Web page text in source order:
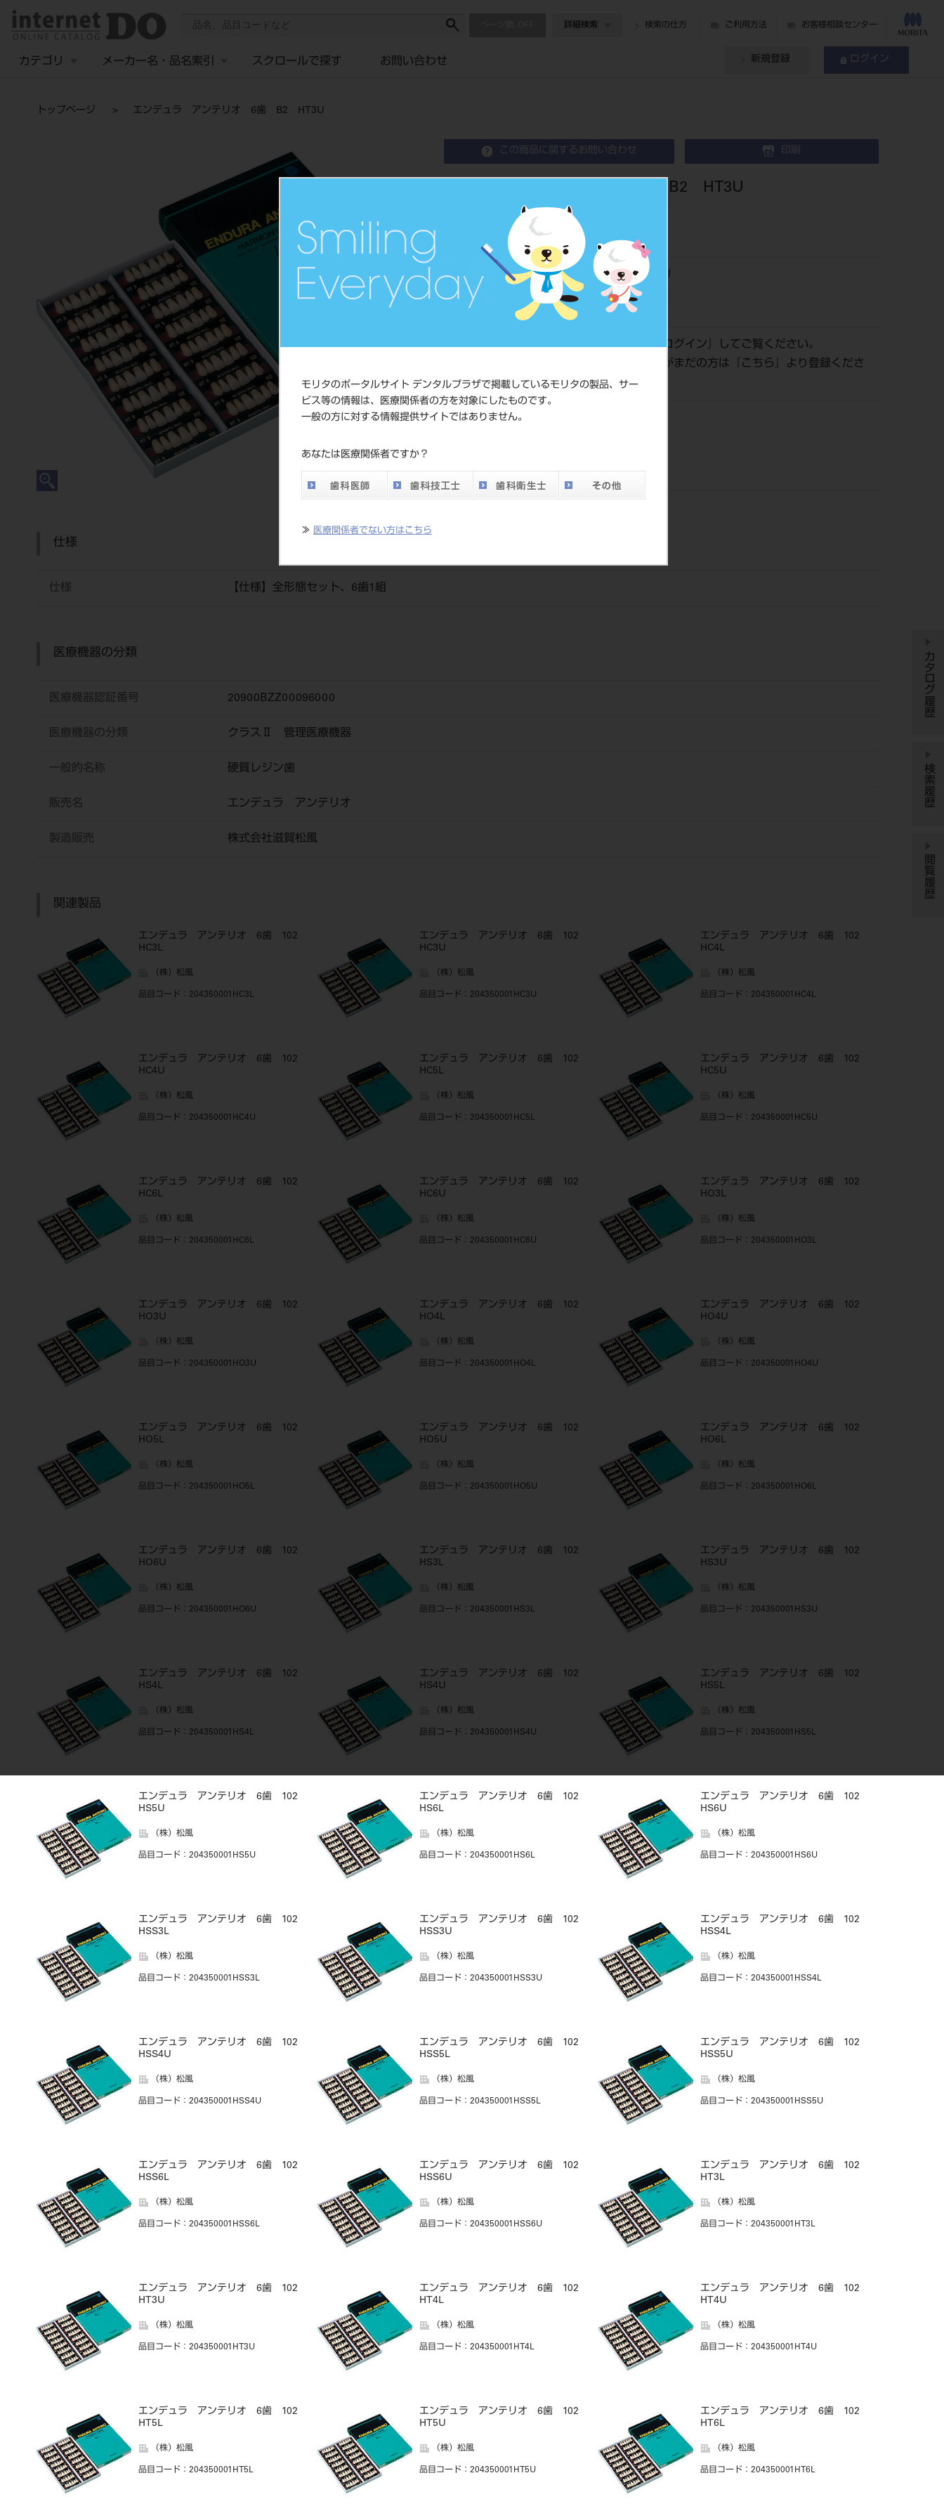
モリタのポータルサイト デンタルプラザで掲載しているモリタの製品、サー
ビス等の情報は、医療関係者の方を対象にしたものです。
一般の方に対する情報提供サイトではありません。
あなたは医療関係者ですか？
≫ 医療関係者でない方はこちら
詳細検索 検索の仕方 ご利用方法 お客様相談センター
カテゴリ メーカー名・品名索引 スクロールで探す お問い合わせ 新規登録 ログイン
トップページ エンデュラ アンテリオ 6歯 B2 HT3U
この商品に関するお問い合わせ 印刷
エンデュラ アンテリオ 6歯 B2 HT3U
Resin Anterior Teeth
硬質レジン歯
品目コード 204350013HT3U
JAN/EANコード 4548162017796
価格の確認は『ログイン 』してご覧ください。
ネット会員登録がまだの方は『
こちら
』より登録くださ
い。
メーカー
ジ
仕様
仕様 【仕様】全形態セット、6歯1組
医療機器の分類
医療機器認証番号 20900BZZ00096000
医療機器の分類 クラスⅡ 管理医療機器
一般的名称 硬質レジン歯
販売名 エンデュラ アンテリオ
製造販売 株式会社滋賀松風
関連製品
エンデュラ アンテリオ 6歯 102
HC3L
（株）松風
品目コード ：204350001HC3L
エンデュラ アンテリオ 6歯 102
HC3U
（株）松風
品目コード ：204350001HC3U
エンデュラ アンテリオ 6歯 102
HC4L
（株）松風
品目コード ：204350001HC4L
エンデュラ アンテリオ 6歯 102
HC4U
（株）松風
品目コード ：204350001HC4U
エンデュラ アンテリオ 6歯 102
HC5L
（株）松風
品目コード ：204350001HC5L
エンデュラ アンテリオ 6歯 102
HC5U
（株）松風
品目コード ：204350001HC5U
エンデュラ アンテリオ 6歯 102
HC6L
（株）松風
品目コード ：204350001HC6L
エンデュラ アンテリオ 6歯 102
HC6U
（株）松風
品目コード ：204350001HC6U
エンデュラ アンテリオ 6歯 102
HO3L
（株）松風
品目コード ：204350001HO3L
エンデュラ アンテリオ 6歯 102
HO3U
（株）松風
品目コード ：204350001HO3U
エンデュラ アンテリオ 6歯 102
HO4L
（株）松風
品目コード ：204350001HO4L
エンデュラ アンテリオ 6歯 102
HO4U
（株）松風
品目コード ：204350001HO4U
エンデュラ アンテリオ 6歯 102
HO5L
（株）松風
品目コード ：204350001HO5L
エンデュラ アンテリオ 6歯 102
HO5U
（株）松風
品目コード ：204350001HO5U
エンデュラ アンテリオ 6歯 102
HO6L
（株）松風
品目コード ：204350001HO6L
エンデュラ アンテリオ 6歯 102
HO6U
（株）松風
品目コード ：204350001HO6U
エンデュラ アンテリオ 6歯 102
HS3L
（株）松風
品目コード ：204350001HS3L
エンデュラ アンテリオ 6歯 102
HS3U
（株）松風
品目コード ：204350001HS3U
エンデュラ アンテリオ 6歯 102
HS4L
（株）松風
品目コード ：204350001HS4L
エンデュラ アンテリオ 6歯 102
HS4U
（株）松風
品目コード ：204350001HS4U
エンデュラ アンテリオ 6歯 102
HS5L
（株）松風
品目コード ：204350001HS5L
エンデュラ アンテリオ 6歯 102
HS5U
（株）松風
品目コード ：204350001HS5U
エンデュラ アンテリオ 6歯 102
HS6L
（株）松風
品目コード ：204350001HS6L
エンデュラ アンテリオ 6歯 102
HS6U
（株）松風
品目コード ：204350001HS6U
エンデュラ アンテリオ 6歯 102
HSS3L
（株）松風
品目コード ：204350001HSS3L
エンデュラ アンテリオ 6歯 102
HSS3U
（株）松風
品目コード ：204350001HSS3U
エンデュラ アンテリオ 6歯 102
HSS4L
（株）松風
品目コード ：204350001HSS4L
エンデュラ アンテリオ 6歯 102
HSS4U
（株）松風
品目コード ：204350001HSS4U
エンデュラ アンテリオ 6歯 102
HSS5L
（株）松風
品目コード ：204350001HSS5L
エンデュラ アンテリオ 6歯 102
HSS5U
（株）松風
品目コード ：204350001HSS5U
エンデュラ アンテリオ 6歯 102
HSS6L
（株）松風
品目コード ：204350001HSS6L
エンデュラ アンテリオ 6歯 102
HSS6U
（株）松風
品目コード ：204350001HSS6U
エンデュラ アンテリオ 6歯 102
HT3L
（株）松風
品目コード ：204350001HT3L
エンデュラ アンテリオ 6歯 102
HT3U
（株）松風
品目コード ：204350001HT3U
エンデュラ アンテリオ 6歯 102
HT4L
（株）松風
品目コード ：204350001HT4L
エンデュラ アンテリオ 6歯 102
HT4U
（株）松風
品目コード ：204350001HT4U
エンデュラ アンテリオ 6歯 102
HT5L
（株）松風
品目コード ：204350001HT5L
エンデュラ アンテリオ 6歯 102
HT5U
（株）松風
品目コード ：204350001HT5U
エンデュラ アンテリオ 6歯 102
HT6L
（株）松風
品目コード ：204350001HT6L
カタログ履歴
検索履歴
閲覧履歴